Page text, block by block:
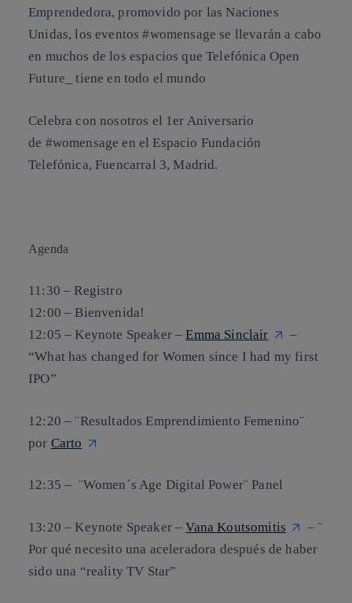
Emprendedora, promovido por las Naciones
Unidas, los eventos #womensage se llevarán a cabo
en muchos de los espacios que Telefónica Open
Future_ tiene en todo el mundo
Celebra con nosotros el 1er Aniversario
de #womensage en elEspacio Fundación
Telefónica, Fuencarral 3, Madrid.
Agenda
11:30 – Registro
12:00 – Bienvenida!
12:05 – Keynote Speaker –Emma Sinclair
–
“What has changed for Women since I had my first
IPO”
12:20 – ¨Resultados Emprendimiento Femenino¨
por Carto
12:35 – ¨Women´s Age Digital Power¨ Panel
13:20 – Keynote Speaker –Vana Koutsomitis
– ¨
Por qué necesito una aceleradora después de haber
sido una “reality TV Star”